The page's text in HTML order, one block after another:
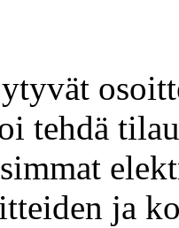
tehdä
ja